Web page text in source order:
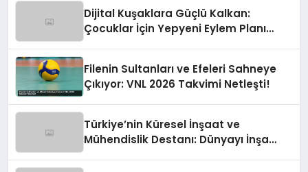
Dijital Kuşaklara Güçlü Kalkan:
Çocuklar İçin Yepyeni Eylem Planı
Filenin Sultanları ve Efeleri Sahneye
Çıkıyor: VNL 2026 Takvimi Netleşti!
Türkiye’nin Küresel İnşaat ve
Mühendislik Destanı: Dünyayı İnşa